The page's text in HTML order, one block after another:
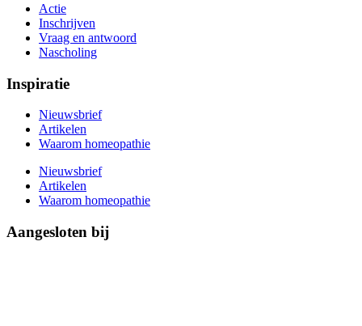
Actie
Inschrijven
Vraag en antwoord
Nascholing
Inspiratie
Nieuwsbrief
Artikelen
Waarom homeopathie
Nieuwsbrief
Artikelen
Waarom homeopathie
Aangesloten bij